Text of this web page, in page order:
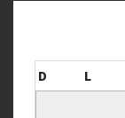
D
L